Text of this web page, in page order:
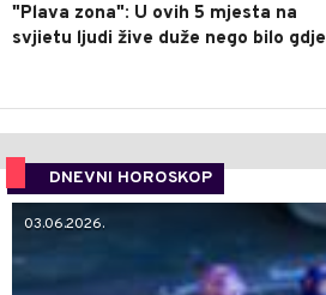
"Plava zona": U ovih 5 mjesta na
svjietu ljudi žive duže nego bilo gdje
DNEVNI HOROSKOP
03.06.2026.